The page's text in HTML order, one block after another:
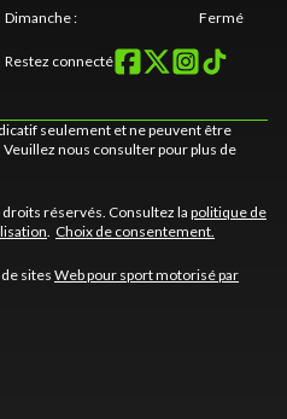
Dimanche: Fermé
Restez connecté
seulement et ne peuvent être
nous consulter pour plus de
réservés. Consultez la politique de
Choix de consentement.
sitesWeb pour sport motorisé par